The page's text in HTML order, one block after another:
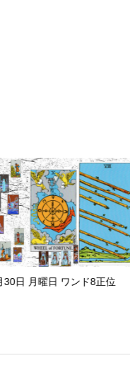
30日 月曜日 ワンド8正位